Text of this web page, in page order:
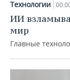
Технологии
ИИ
мир
Главные